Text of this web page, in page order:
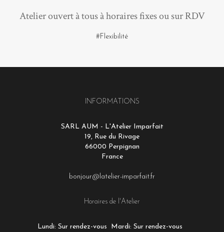
Atelier ouvert à tous à horaires fixes ou sur RDV
#Flexibilité
INFORMATIONS
SARL AUM - L'Atelier Imparfait
19, Rue du Rivage
66000 Perpignan
France
bonjour@latelier-imparfait.fr
Horaires de l'Atelier
Lundi: Sur rendez-vous
Mardi: Sur rendez-vous